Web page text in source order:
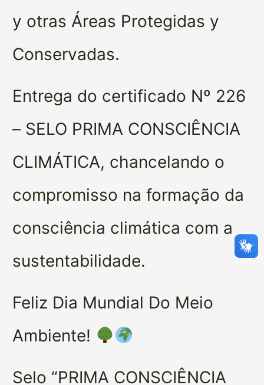
y otras Áreas Protegidas y
Conservadas.
Entrega do certificado Nº 226
– SELO PRIMA CONSCIÊNCIA
CLIMÁTICA, chancelando o
compromisso na formação da
consciência climática com a
sustentabilidade.
Feliz Dia Mundial Do Meio
Ambiente!
Selo “PRIMA CONSCIÊNCIA